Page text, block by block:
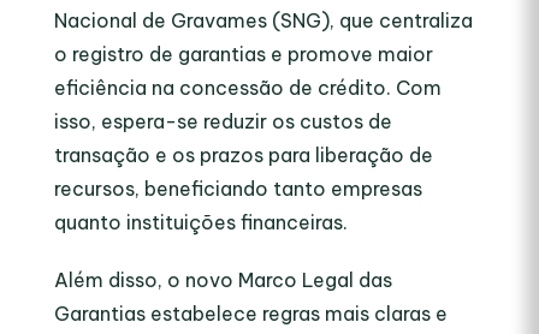
Nacional de Gravames (SNG), que centraliza
o registro de garantias e promove maior
eficiência na concessão de crédito. Com
isso, espera-se reduzir os custos de
transação e os prazos para liberação de
recursos, beneficiando tanto empresas
quanto instituições financeiras.
Além disso, o novo Marco Legal das
Garantias estabelece regras mais claras e